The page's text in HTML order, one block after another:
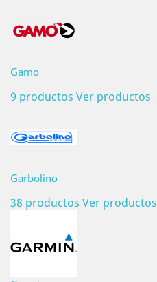
Gamo
9 productos Ver productos
Garbolino
38 productos Ver productos